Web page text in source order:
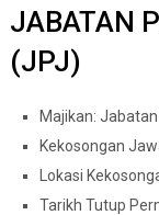
JABATAN
(JPJ)
Majikan:
Kekosongan
Lokasi
Tarikh Tutup